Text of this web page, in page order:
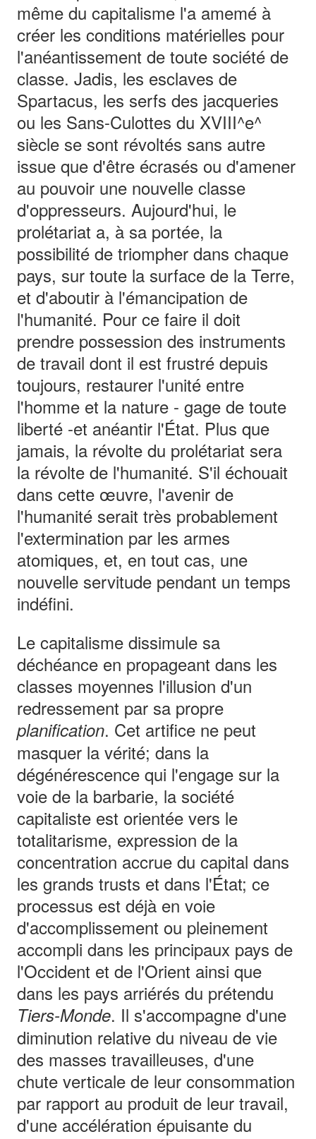
même du capitalisme l'a amemé à
créer les conditions matérielles pour
l'anéantissement de toute société de
classe. Jadis, les esclaves de
Spartacus, les serfs des jacqueries
ou les Sans-Culottes du XVIII^e^
siècle se sont révoltés sans autre
issue que d'être écrasés ou d'amener
au pouvoir une nouvelle classe
d'oppresseurs. Aujourd'hui, le
prolétariat a, à sa portée, la
possibilité de triompher dans chaque
pays, sur toute la surface de la Terre,
et d'aboutir à l'émancipation de
l'humanité. Pour ce faire il doit
prendre possession des instruments
de travail dont il est frustré depuis
toujours, restaurer l'unité entre
l'homme et la nature - gage de toute
liberté -et anéantir l'État. Plus que
jamais, la révolte du prolétariat sera
la révolte de l'humanité. S'il échouait
dans cette œuvre, l'avenir de
l'humanité serait très probablement
l'extermination par les armes
atomiques, et, en tout cas, une
nouvelle servitude pendant un temps
indéfini.
Le capitalisme dissimule sa
déchéance en propageant dans les
classes moyennes l'illusion d'un
redressement par sa propre
planification. Cet artifice ne peut
masquer la vérité; dans la
dégénérescence qui l'engage sur la
voie de la barbarie, la société
capitaliste est orientée vers le
totalitarisme, expression de la
concentration accrue du capital dans
les grands trusts et dans l'État; ce
processus est déjà en voie
d'accomplissement ou pleinement
accompli dans les principaux pays de
l'Occident et de l'Orient ainsi que
dans les pays arriérés du prétendu
Tiers-Monde. Il s'accompagne d'une
diminution relative du niveau de vie
des masses travailleuses, d'une
chute verticale de leur consommation
par rapport au produit de leur travail,
d'une accélération épuisante du